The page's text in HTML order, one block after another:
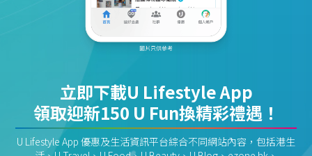
立即下載U Lifestyle App
領取迎新150 U Fun換精彩禮遇！
U Lifestyle App 優惠及生活資訊平台綜合不同網站內容，包括港生